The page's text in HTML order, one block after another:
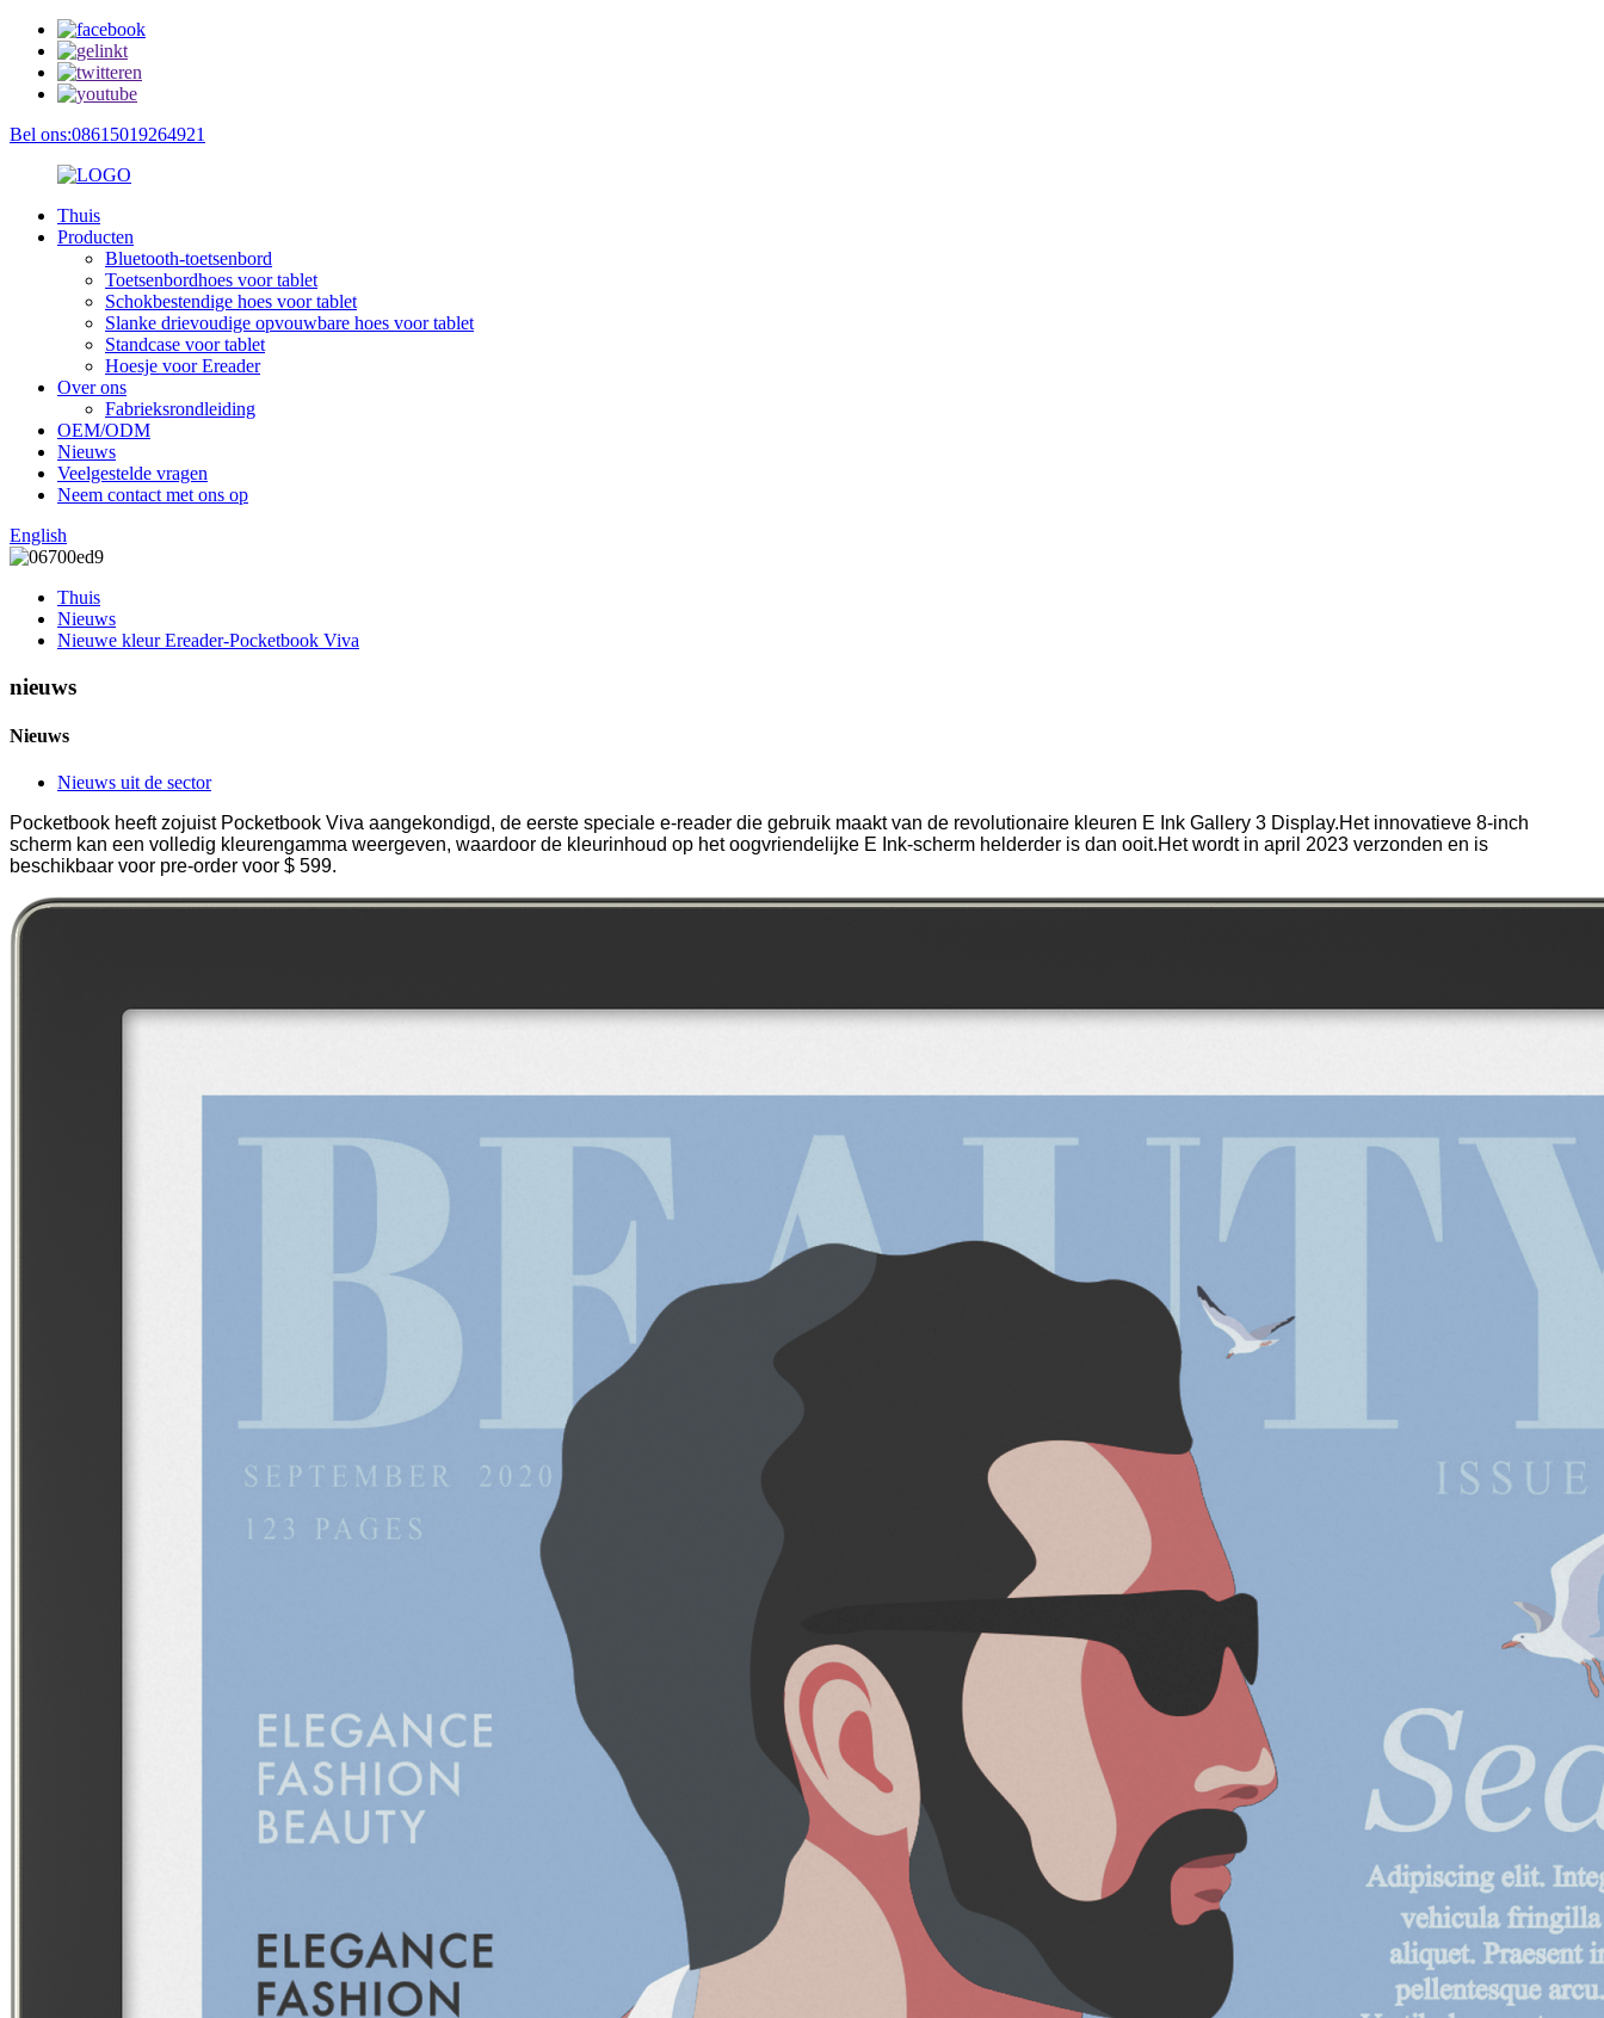
Bel ons:08615019264921
Thuis
Producten
Bluetooth-toetsenbord
Toetsenbordhoes voor tablet
Schokbestendige hoes voor tablet
Slanke drievoudige opvouwbare hoes voor tablet
Standcase voor tablet
Hoesje voor Ereader
Over ons
Fabrieksrondleiding
OEM/ODM
Nieuws
Veelgestelde vragen
Neem contact met ons op
English
Thuis
Nieuws
Nieuwe kleur Ereader-Pocketbook Viva
nieuws
Nieuws
Nieuws uit de sector
Pocketbook heeft zojuist Pocketbook Viva aangekondigd, de eerste speciale e-reader die gebruik maakt van de revolutionaire kleuren E Ink Gallery 3 Display.Het innovatieve 8-inch
scherm kan een volledig kleurengamma weergeven, waardoor de kleurinhoud op het oogvriendelijke E Ink-scherm helderder is dan ooit.Het wordt in april 2023 verzonden en is
beschikbaar voor pre-order voor $ 599.